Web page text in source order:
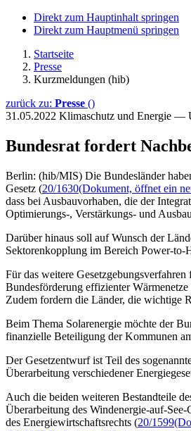
Direkt zum Hauptinhalt springen
Direkt zum Hauptmenü springen
Startseite
Presse
Kurzmeldungen (hib)
zurück zu: Presse ()
31.05.2022 Klimaschutz und Energie —
Bundesrat fordert
Berlin: (hib/MIS) Die Bundesländer
Gesetz (20/1630(Dokument, öffnet ein
dass bei Ausbauvorhaben, die der
Optimierungs-, Verstärkungs- und
Darüber hinaus soll auf Wunsch der
Sektorenkopplung im Bereich Power-to-
Für das weitere
Bundesförderung effizienter
Zudem fordern die Länder, die wichtige
Beim Thema Solarenergie möchte der
finanzielle Beteiligung der Kommunen
Der Gesetzentwurf ist Teil des
Überarbeitung verschiedener
Auch die beiden weiteren Bestandteile
Überarbeitung des Windenergie-auf-See-
des Energiewirtschaftsrechts (20/1599